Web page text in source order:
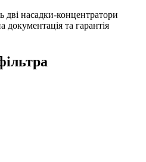
дві насадки-концентратори
та гарантія